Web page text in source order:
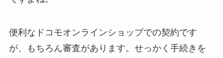
便利なドコモオンラインショップでの契約です
が、もちろん審査があります。せっかく手続きを